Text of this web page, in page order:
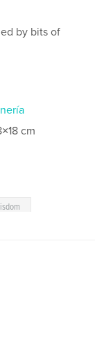
by bits of
cm